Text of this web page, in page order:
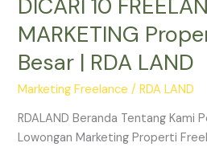
DICARI 10
MARKETING
Besar | RDA LAND
Marketing Freelance /RDA LAND
RDALAND Beranda Tentang Kami
Lowongan Marketing Properti